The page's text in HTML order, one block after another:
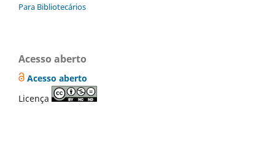
Para Bibliotecários
Acesso aberto
Acesso aberto
Licença